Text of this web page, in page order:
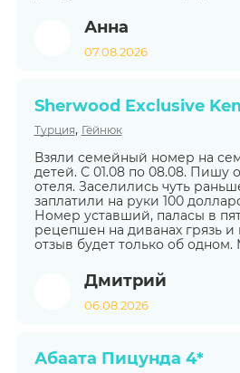
Анна
07.08.2026
Sherwood Exclusive
Турция, Гёйнюк
Взяли семейный номер на
детей. С 01.08 по 08.08. Пишу
отеля. Заселились чуть
заплатили на руки 100
Номер уставший, паласы в
рецепшен на диванах грязь и
отзыв будет только об
Дмитрий
06.08.2026
Абаата Пицунда 4*